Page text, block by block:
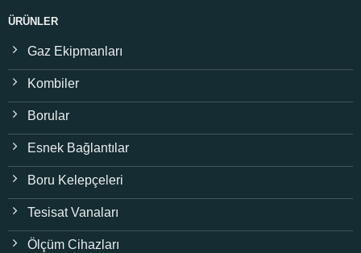
ÜRÜNLER
Gaz Ekipmanları
Kombiler
Borular
Esnek Bağlantılar
Boru Kelepçeleri
Tesisat Vanaları
Ölçüm Cihazları